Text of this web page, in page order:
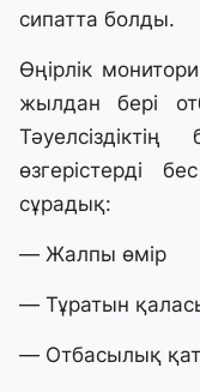
сипатта болды.
Өңірлік
жылдан бері
өзгерістерді
сұрадық:
— Жалпы өмір
— Тұратын
— Отбасылық